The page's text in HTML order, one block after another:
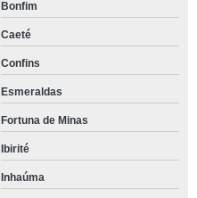
Bonfim
Caeté
Confins
Esmeraldas
Fortuna de Minas
Ibirité
Inhaúma